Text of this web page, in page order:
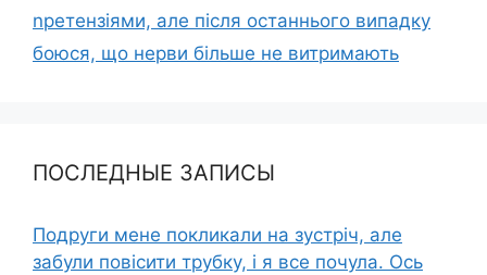
nретензіями, але після останнього випадку
боюся, що нерви більше не витримають
ПОСЛЕДНЫЕ ЗАПИСЫ
Подруги мене покликали на зустріч, але
забули повісити трубку, і я все почула. Ось